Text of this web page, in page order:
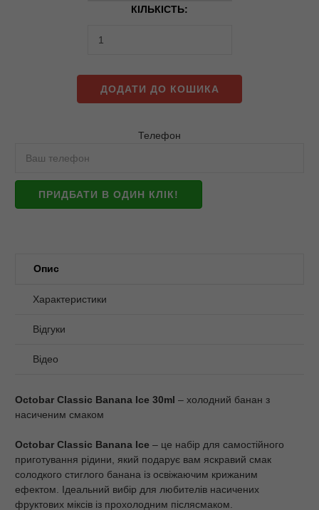
КІЛЬКІСТЬ:
ДОДАТИ ДО КОШИКА
Телефон
ПРИДБАТИ В ОДИН КЛІК!
Опис
Характеристики
Відгуки
Відео
Octobar Classic Banana Ice 30ml – холодний банан з
насиченим смаком
Octobar Classic Banana Ice – це набір для самостійного
приготування рідини, який подарує вам яскравий смак
солодкого стиглого банана із освіжаючим крижаним
ефектом. Ідеальний вибір для любителів насичених
фруктових міксів із прохолодним післясмаком.